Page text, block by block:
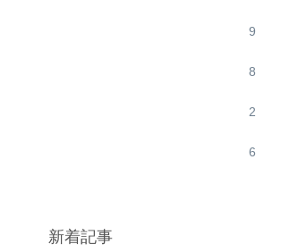
9
8
2
6
新着記事